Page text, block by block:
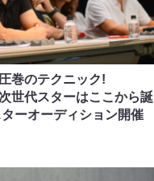
巻のテクニック!
世代スターはここから誕
ーオーディション開催